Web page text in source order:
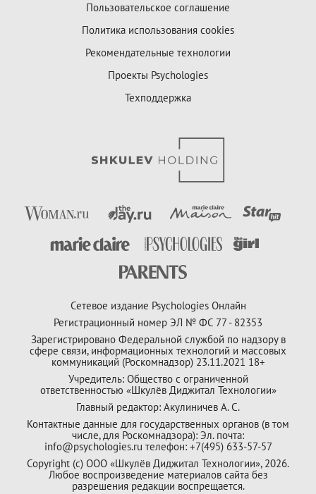
Пользовательское соглашение
Политика использования cookies
Рекомендательные технологии
Проекты Psychologies
Техподдержка
Сетевое издание Psychologies Онлайн
Регистрационный номер ЭЛ № ФС 77 - 82353
Зарегистрировано Федеральной службой по надзору в
сфере связи, информационных технологий и массовых
коммуникаций (Роскомнадзор) 23.11.2021 18+
Учредитель: Общество с ограниченной
ответственностью «Шкулёв Диджитал Технологии»
Главный редактор: Акулиничев А. С.
Контактные данные для государственных органов (в том
числе, для Роскомнадзора): Эл. почта:
info@psychologies.ru телефон: +7(495) 633-57-57
Copyright (с) ООО «Шкулёв Диджитал Технологии», 2026.
Любое воспроизведение материалов сайта без
разрешения редакции воспрещается.